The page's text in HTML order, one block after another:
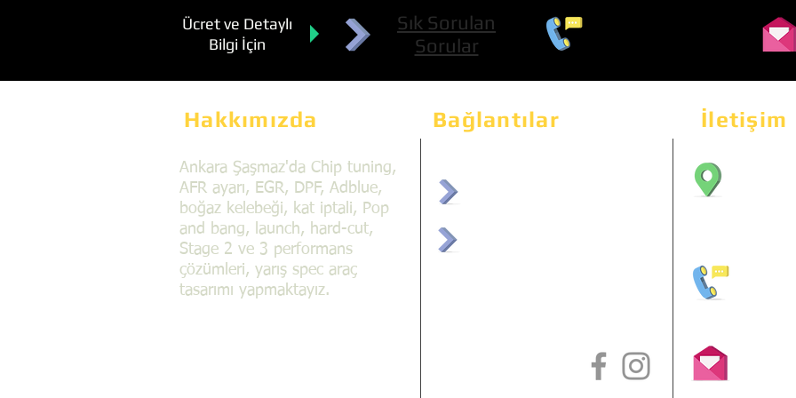
Ücret ve Detaylı
Bilgi İçin
Sık Sorulan
Sorular
Hakkımızda Bağlantılar İletişim
Ankara Şaşmaz'da Chip tuning,
AFR ayarı, EGR, DPF, Adblue,
boğaz kelebeği, kat iptali, Pop
and bang, launch, hard-cut,
Stage 2 ve 3 performans
çözümleri, yarış spec araç
tasarımı yapmaktayız.